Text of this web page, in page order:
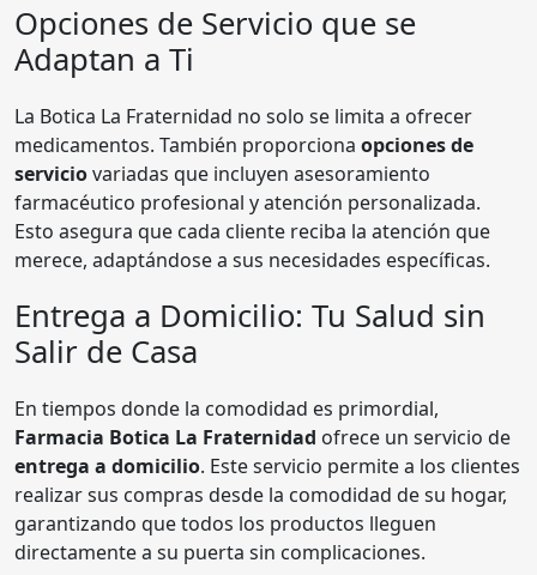
Opciones de Servicio que se
Adaptan a Ti
La Botica La Fraternidad no solo se limita a ofrecer
medicamentos. También proporciona opciones de
serviciovariadas que incluyen asesoramiento
farmacéutico profesional y atención personalizada.
Esto asegura que cada cliente reciba la atención que
merece, adaptándose a sus necesidades específicas.
Entrega a Domicilio: Tu Salud sin
Salir de Casa
En tiempos donde la comodidad es primordial,
Farmacia Botica La Fraternidad ofrece un servicio de
entrega a domicilio. Este servicio permite a los clientes
realizar sus compras desde la comodidad de su hogar,
garantizando que todos los productos lleguen
directamente a su puerta sin complicaciones.